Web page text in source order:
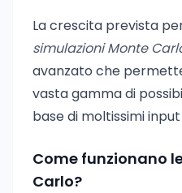
La crescita prevista
simulazioni Monte
avanzato che
vasta gamma di
base di moltissimi
Come funzionano
Carlo?